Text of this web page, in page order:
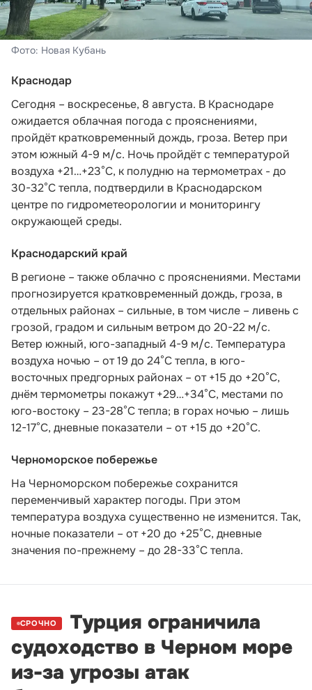
Фото: Новая Кубань
Краснодар
Сегодня – воскресенье, 8 августа. В Краснодаре
ожидается облачная погода с прояснениями,
пройдёт кратковременный дождь, гроза. Ветер при
этом южный 4-9 м/с. Ночь пройдёт с температурой
воздуха +21…+23°С, к полудню на термометрах - до
30-32°С тепла, подтвердили в Краснодарском
центре по гидрометеорологии и мониторингу
окружающей среды.
Краснодарский край
В регионе – также облачно с прояснениями. Местами
прогнозируется кратковременный дождь, гроза, в
отдельных районах – сильные, в том числе – ливень с
грозой, градом и сильным ветром до 20-22 м/с.
Ветер южный, юго-западный 4-9 м/с. Температура
воздуха ночью – от 19 до 24°С тепла, в юго-
восточных предгорных районах – от +15 до +20°С,
днём термометры покажут +29…+34°С, местами по
юго-востоку – 23-28°С тепла; в горах ночью – лишь
12-17°С, дневные показатели – от +15 до +20°С.
Черноморское побережье
На Черноморском побережье сохранится
переменчивый характер погоды. При этом
температура воздуха существенно не изменится. Так,
ночные показатели – от +20 до +25°С, дневные
значения по-прежнему – до 28-33°С тепла.
СРОЧНО
Турция ограничила
судоходство в Черном море
из-за угрозы атак